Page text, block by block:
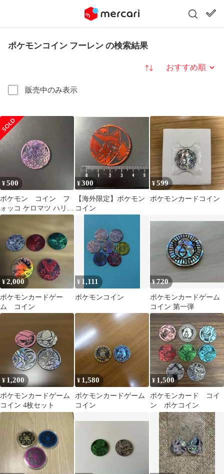
ポケモンコイン フーレン の検索結果
販売中のみ表示
並び替え
¥500
ポケモン コイン フ
ォッコ ケロマツ ハリマ
ロン
¥300
【海外限定】ポケモン
コイン
¥599
ポケモンカードコイン
¥2,000
ポケモンカードゲー
ム コイン
¥ 1,111
ポケモンコイン
¥720
ポケモンカードゲーム
コイン 第一弾
¥ 1,200
ポケモンカードゲーム
コイン 4枚セット
¥ 1,580
ポケモンカードゲーム
コイン
¥ 1,500
ポケモンカード コイ
ン ポケコイン